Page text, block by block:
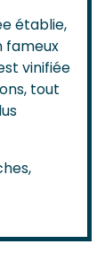
établie,
fameux
vinifiée
tout